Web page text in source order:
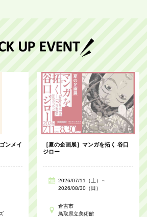
ンメイ
［夏の企画展］マンガを拓く 谷口
ジロー
2026/07/11（土）～
2026/08/30（日）
倉吉市
鳥取県立美術館